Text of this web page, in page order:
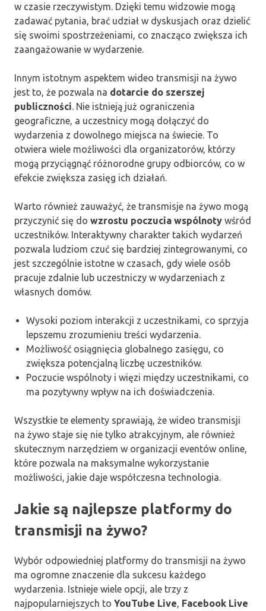
w czasie rzeczywistym. Dzięki temu widzowie mogą
zadawać pytania, brać udział w dyskusjach oraz dzielić
się swoimi spostrzeżeniami, co znacząco zwiększa ich
zaangażowanie w wydarzenie.
Innym istotnym aspektem wideo transmisji na żywo
jest to, że pozwala na dotarcie do szerszej
publiczności . Nie istnieją już ograniczenia
geograficzne, a uczestnicy mogą dołączyć do
wydarzenia z dowolnego miejsca na świecie. To
otwiera wiele możliwości dla organizatorów, którzy
mogą przyciągnąć różnorodne grupy odbiorców, co w
efekcie zwiększa zasięg ich działań.
Warto również zauważyć, że transmisje na żywo mogą
przyczynić się do wzrostu poczucia wspólnoty wśród
uczestników. Interaktywny charakter takich wydarzeń
pozwala ludziom czuć się bardziej zintegrowanymi, co
jest szczególnie istotne w czasach, gdy wiele osób
pracuje zdalnie lub uczestniczy w wydarzeniach z
własnych domów.
Wysoki poziom interakcji z uczestnikami, co sprzyja
lepszemu zrozumieniu treści wydarzenia.
Możliwość osiągnięcia globalnego zasięgu, co
zwiększa potencjalną liczbę uczestników.
Poczucie wspólnoty i więzi między uczestnikami, co
ma pozytywny wpływ na ich doświadczenia.
Wszystkie te elementy sprawiają, że wideo transmisji
na żywo staje się nie tylko atrakcyjnym, ale również
skutecznym narzędziem w organizacji eventów online,
które pozwala na maksymalne wykorzystanie
możliwości, jakie daje współczesna technologia.
Jakie są najlepsze platformy do
transmisji na żywo?
Wybór odpowiedniej platformy do transmisji na żywo
ma ogromne znaczenie dla sukcesu każdego
wydarzenia. Istnieje wiele opcji, ale trzy z
najpopularniejszych to YouTube Live Facebook Live